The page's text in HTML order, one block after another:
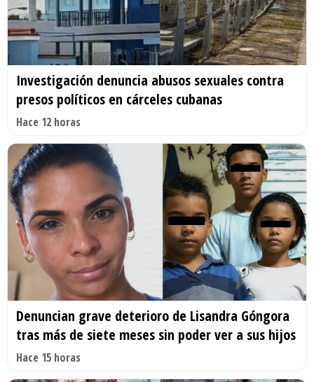
Investigación denuncia abusos sexuales contra
presos políticos en cárceles cubanas
Hace 12 horas
Denuncian grave deterioro de Lisandra Góngora
tras más de siete meses sin poder ver a sus hijos
Hace 15 horas